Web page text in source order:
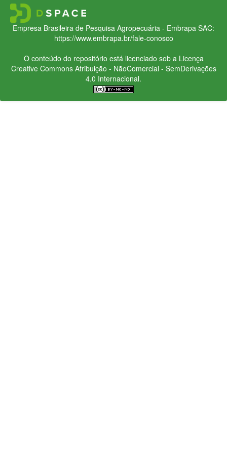
Empresa Brasileira de Pesquisa Agropecuária - Embrapa SAC:
https://www.embrapa.br/fale-conosco
O conteúdo do repositório está licenciado sob a Licença
Creative CommonsAtribuição - NãoComercial - SemDerivações
4.0 Internacional.